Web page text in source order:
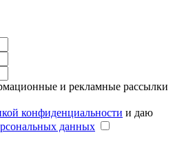
и рекламные рассылки
конфиденциальности и даю
данных